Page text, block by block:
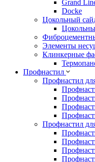
Grand
Docke
Цокольный
Элементы
Клинкерные
Профнастил
Профнастил
Профнастил